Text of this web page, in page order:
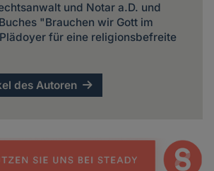
und Notar a.D. und
"Brauchen wir Gott im
für eine religionsbefreite
des Autoren